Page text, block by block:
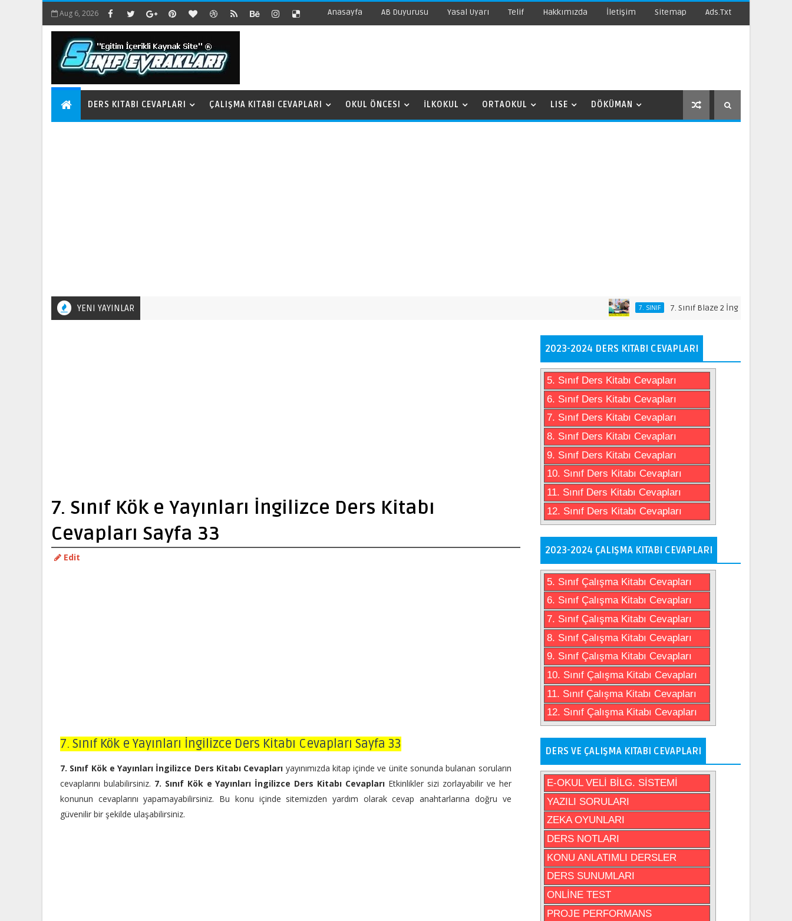
Aug 6, 2026 Anasayfa AB Duyurusu Yasal Uyarı Telif Hakkımızda İletişim Sitemap Ads.txt
DERS KITABI CEVAPLARI ÇALIŞMA KITABI CEVAPLARI OKUL ÖNCESI İLKOKUL ORTAOKUL LISE DÖKÜMAN
YENI YAYINLAR 7. SINIF 7. Sınıf Blaze 2 İngilizce Ders Kitabı
7. Sınıf Kök e Yayınları İngilizce Ders Kitabı
Cevapları Sayfa 33
Edit
7. Sınıf Kök e Yayınları İngilizce Ders Kitabı Cevapları Sayfa 33
7. Sınıf Kök e Yayınları İngilizce Ders Kitabı Cevapları yayınımızda kitap içinde ve ünite sonunda bulanan soruların
cevaplarını bulabilirsiniz. 7. Sınıf Kök e Yayınları İngilizce Ders Kitabı Cevapları Etkinlikler sizi zorlayabilir ve her
konunun cevaplarını yapamayabilirsiniz. Bu konu içinde sitemizden yardım olarak cevap anahtarlarına doğru ve
güvenilir bir şekilde ulaşabilirsiniz.
2023-2024 DERS KITABI CEVAPLARI
5. Sınıf Ders Kitabı Cevapları
6. Sınıf Ders Kitabı Cevapları
7. Sınıf Ders Kitabı Cevapları
8. Sınıf Ders Kitabı Cevapları
9. Sınıf Ders Kitabı Cevapları
10. Sınıf Ders Kitabı Cevapları
11. Sınıf Ders Kitabı Cevapları
12. Sınıf Ders Kitabı Cevapları
2023-2024 ÇALIŞMA KITABI CEVAPLARI
5. Sınıf Çalışma Kitabı Cevapları
6. Sınıf Çalışma Kitabı Cevapları
7. Sınıf Çalışma Kitabı Cevapları
8. Sınıf Çalışma Kitabı Cevapları
9. Sınıf Çalışma Kitabı Cevapları
10. Sınıf Çalışma Kitabı Cevapları
11. Sınıf Çalışma Kitabı Cevapları
12. Sınıf Çalışma Kitabı Cevapları
DERS VE ÇALIŞMA KITABI CEVAPLARI
E-OKUL VELİ BİLG. SİSTEMİ
YAZILI SORULARI
ZEKA OYUNLARI
DERS NOTLARI
KONU ANLATIMLI DERSLER
DERS SUNUMLARI
ONLİNE TEST
PROJE PERFORMANS